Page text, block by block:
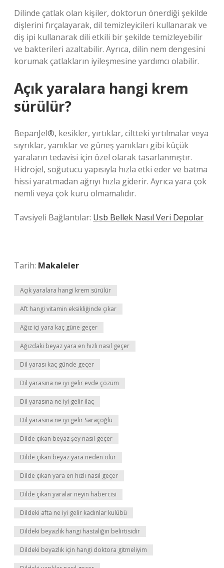
Dilinde çatlak olan kişiler, doktorun önerdiği şekilde
dişlerini fırçalayarak, dil temizleyicileri kullanarak ve
diş ipi kullanarak dili etkili bir şekilde temizleyebilir
ve bakterileri azaltabilir. Ayrıca, dilin nem dengesini
korumak çatlakların iyileşmesine yardımcı olabilir.
Açık yaralara hangi krem
sürülür?
BepanJel®, kesikler, yırtıklar, ciltteki yırtılmalar veya
sıyrıklar, yanıklar ve güneş yanıkları gibi küçük
yaraların tedavisi için özel olarak tasarlanmıştır.
Hidrojel, soğutucu yapısıyla hızla etki eder ve batma
hissi yaratmadan ağrıyı hızla giderir. Ayrıca yara çok
nemli veya çok kuru olmamalıdır.
Tavsiyeli Bağlantılar: Usb Bellek Nasıl Veri Depolar
Tarih: Makaleler
Açık yaralara hangi krem sürülür
Aft hangi vitamin eksikliğinde çıkar
Ağız içi yara kaç güne geçer
Ağızdaki beyaz yara en hızlı nasıl geçer
Dil yarası kaç günde geçer
Dil yarasına ne iyi gelir evde çözüm
Dil yarasına ne iyi gelir ilaç
Dil yarasına ne iyi gelir Saraçoğlu
Dilde çıkan beyaz şey nasıl geçer
Dilde çıkan beyaz yara neden olur
Dilde çıkan yara en hızlı nasıl geçer
Dilde çıkan yaralar neyin habercisi
Dildeki afta ne iyi gelir kadınlar kulübü
Dildeki beyazlık hangi hastalığın belirtisidir
Dildeki beyazlık için hangi doktora gitmeliyim